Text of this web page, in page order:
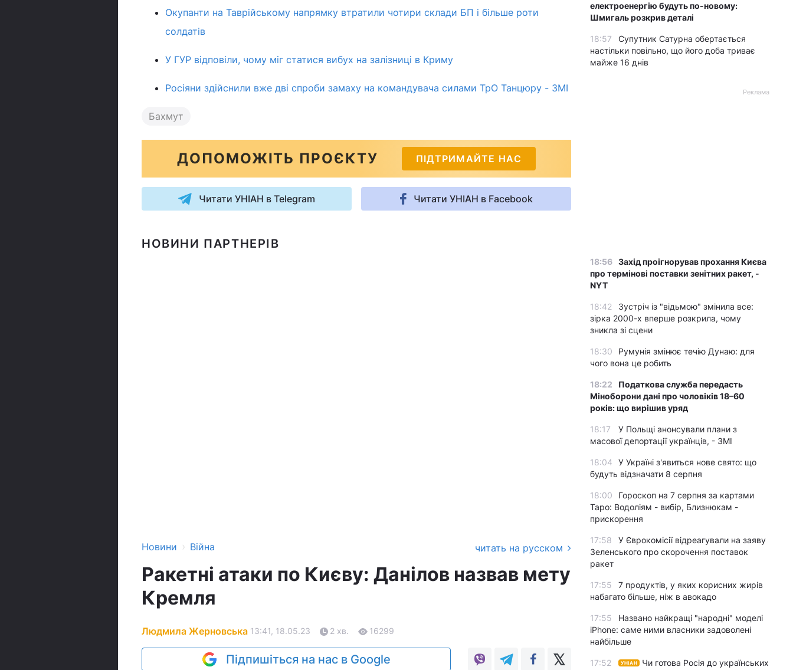
Окупанти на Таврійському напрямку втратили чотири склади БП і більше роти
солдатів
У ГУР відповіли, чому міг статися вибух на залізниці в Криму
Росіяни здійснили вже дві спроби замаху на командувача силами ТрО Танцюру - ЗМІ
Бахмут
ДОПОМОЖІТЬ ПРОЄКТУ ПІДТРИМАЙТЕ НАС
Читати УНІАН в Telegram Читати УНІАН в Facebook
НОВИНИ ПАРТНЕРІВ
Новини › Війна читать на русском
Ракетні атаки по Києву: Данілов назвав мету
Кремля
Людмила Жерновська 13:41, 18.05.23 2 хв. 16299
Підпишіться на нас в Google
електроенергію будуть по-новому:
Шмигаль розкрив деталі
18:57
Супутник Сатурна обертається
настільки повільно, що його доба триває
майже 16 днів
Реклама
18:56 Захід проігнорував прохання Києва
про термінові поставки зенітних ракет, -
NYT
18:42
Зустріч із "відьмою" змінила все:
зірка 2000-х вперше розкрила, чому
зникла зі сцени
18:30
Румунія змінює течію Дунаю: для
чого вона це робить
18:22
Податкова служба передасть
Міноборони дані про чоловіків 18–60
років: що вирішив уряд
18:17
У Польщі анонсували плани з
масової депортації українців, - ЗМІ
18:04
У Україні з'явиться нове свято: що
будуть відзначати 8 серпня
18:00
Гороскоп на 7 серпня за картами
Таро: Водоліям - вибір, Близнюкам -
прискорення
17:58
У Єврокомісії відреагували на заяву
Зеленського про скорочення поставок
ракет
17:55
7 продуктів, у яких корисних жирів
набагато більше, ніж в авокадо
17:55
Названо найкращі "народні" моделі
iPhone: саме ними власники задоволені
найбільше
17:52 УНІАН
Чи готова Росія до українських